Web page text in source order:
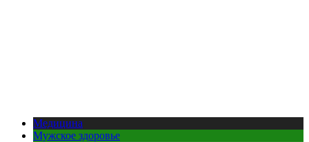
Медицина
Мужское здоровье